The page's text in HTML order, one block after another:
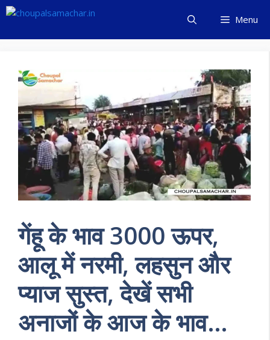
Skip
content
Menu
गेंहू के भाव 3000 ऊपर,
आलू में नरमी, लहसुन और
प्याज सुस्त, देखें सभी
अनाजों के आज के भाव…